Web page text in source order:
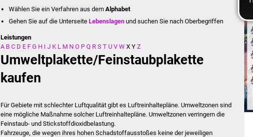
Wählen Sie ein Verfahren aus dem Alphabet
Gehen Sie auf die UnterseiteLebenslagen und suchen Sie nach Oberbegriffen
Leistungen
A B C D E F G H I J K L M N O P Q R S T U V W X Y Z
Umweltplakette/Feinstaubplakette
kaufen
Für Gebiete mit schlechter Luftqualität gibt es Luftreinhaltepläne. Umweltzonen sind
eine mögliche Maßnahme solcher Luftreinhaltepläne. Umweltzonen verringern die
Feinstaub- und Stickstoffdioxidbelastung.
Fahrzeuge, die wegen ihres hohen Schadstoffausstoßes keine der jeweiligen